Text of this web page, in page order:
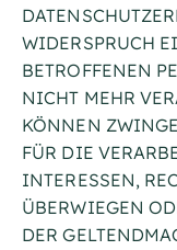
WIDERSPRUCH
BETROFFENEN
NICHT MEHR
KÖNNEN
FÜR DIE
INTERESSEN,
ÜBERWIEGEN
DER